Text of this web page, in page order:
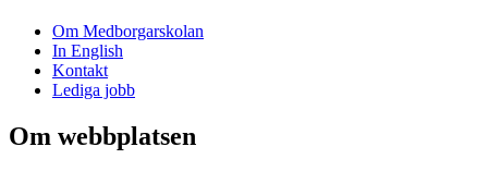
Om Medborgarskolan
In English
Kontakt
Lediga jobb
Om webbplatsen